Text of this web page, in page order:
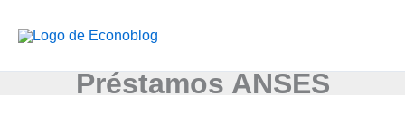
Préstamos ANSES